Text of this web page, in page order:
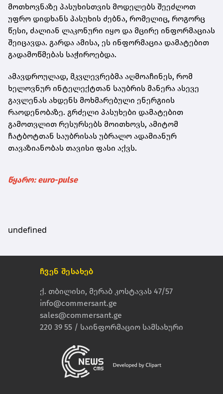
მოთხოვნაზე პასუხისთვის მოდელებს შეეძლოთ
უფრო დიდხანს პასუხის ძებნა, რომელიც, როგორც
წესი, ძალიან ლაკონური იყო და მცირე ინფორმაციას
შეიცავდა. გარდა ამისა, ეს ინფორმაცია დამატებით
გადამოწმებას საჭიროებდა.
ამავდროულად, მკვლევრებმა აღმოაჩინეს, რომ
ხელოვნურ ინტელექტთან საუბრის მანერა ასევე
გავლენას ახდენს მოხმარებული ენერგიის
რაოდენობაზე. გრძელი პასუხები დამატებით
გამოთვლით რესურსებს მოითხოვს, ამიტომ
ჩატბოტთან საუბრისას უბრალო ადამიანურ
თავაზიანობას თავისი ფასი აქვს.
წყარო: euro-pulse
undefined
ჩვენ შესახებ
ქ. თბილისი, მერაბ კოსტავას 47/57
info@commersant.ge
sales@commersant.ge
220 39 55 / საინფორმაციო სამსახური